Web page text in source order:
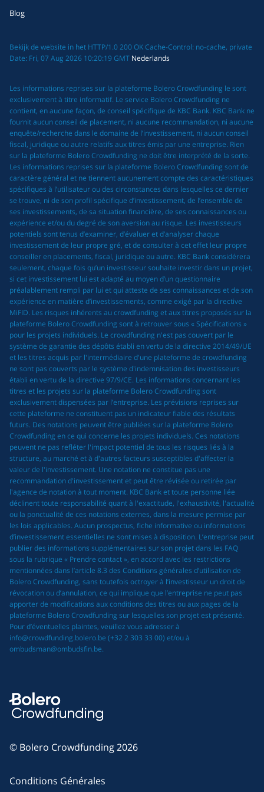
Blog
Bekijk de website in het HTTP/1.0 200 OK Cache-Control: no-cache, private
Date: Fri, 07 Aug 2026 10:20:19 GMT Nederlands
Les informations reprises sur la plateforme Bolero Crowdfunding le sont
exclusivement à titre informatif. Le service Bolero Crowdfunding ne
contient, en aucune façon, de conseil spécifique de KBC Bank. KBC Bank ne
fournit aucun conseil de placement, ni aucune recommandation, ni aucune
enquête/recherche dans le domaine de l’investissement, ni aucun conseil
fiscal, juridique ou autre relatifs aux titres émis par une entreprise. Rien
sur la plateforme Bolero Crowdfunding ne doit être interprété de la sorte.
Les informations reprises sur la plateforme Bolero Crowdfunding sont de
caractère général et ne tiennent aucunement compte des caractéristiques
spécifiques à l’utilisateur ou des circonstances dans lesquelles ce dernier
se trouve, ni de son profil spécifique d’investissement, de l’ensemble de
ses investissements, de sa situation financière, de ses connaissances ou
expérience et/ou du degré de son aversion au risque. Les investisseurs
potentiels sont tenus d’examiner, d’évaluer et d’analyser chaque
investissement de leur propre gré, et de consulter à cet effet leur propre
conseiller en placements, fiscal, juridique ou autre. KBC Bank considérera
seulement, chaque fois qu’un investisseur souhaite investir dans un projet,
si cet investissement lui est adapté au moyen d’un questionnaire
préalablement rempli par lui et qui atteste de ses connaissances et de son
expérience en matière d’investissements, comme exigé par la directive
MiFID. Les risques inhérents au crowdfunding et aux titres proposés sur la
plateforme Bolero Crowdfunding sont à retrouver sous « Spécifications »
pour les projets individuels. Le crowdfunding n'est pas couvert par le
système de garantie des dépôts établi en vertu de la directive 2014/49/UE
et les titres acquis par l'intermédiaire d'une plateforme de crowdfunding
ne sont pas couverts par le système d'indemnisation des investisseurs
établi en vertu de la directive 97/9/CE. Les informations concernant les
titres et les projets sur la plateforme Bolero Crowdfunding sont
exclusivement dispensées par l’entreprise. Les prévisions reprises sur
cette plateforme ne constituent pas un indicateur fiable des résultats
futurs. Des notations peuvent être publiées sur la plateforme Bolero
Crowdfunding en ce qui concerne les projets individuels. Ces notations
peuvent ne pas refléter l'impact potentiel de tous les risques liés à la
structure, au marché et à d'autres facteurs susceptibles d'affecter la
valeur de l'investissement. Une notation ne constitue pas une
recommandation d'investissement et peut être révisée ou retirée par
l'agence de notation à tout moment. KBC Bank et toute personne liée
déclinent toute responsabilité quant à l'exactitude, l'exhaustivité, l'actualité
ou la ponctualité de ces notations externes, dans la mesure permise par
les lois applicables. Aucun prospectus, fiche informative ou informations
d’investissement essentielles ne sont mises à disposition. L’entreprise peut
publier des informations supplémentaires sur son projet dans les FAQ
sous la rubrique « Prendre contact », en accord avec les restrictions
mentionnées dans l’article 8.3 des Conditions générales d’utilisation de
Bolero Crowdfunding, sans toutefois octroyer à l’investisseur un droit de
révocation ou d’annulation, ce qui implique que l’entreprise ne peut pas
apporter de modifications aux conditions des titres ou aux pages de la
plateforme Bolero Crowdfunding sur lesquelles son projet est présenté.
Pour d’éventuelles plaintes, veuillez vous adresser à
info@crowdfunding.bolero.be (+32 2 303 33 00) et/ou à
ombudsman@ombudsfin.be.
© Bolero Crowdfunding 2026
Conditions Générales